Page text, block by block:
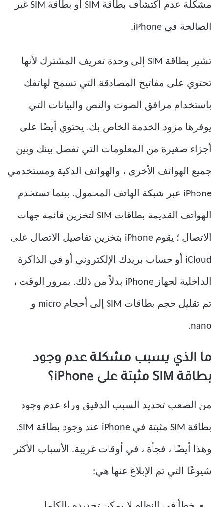
مشكلة عدم اكتشاف بطاقة SIM أو بطاقة SIM غير
الصالحة في iPhone.
تشير بطاقة SIM إلى وحدة تعريف المشترك لأنها
تحتوي على مفاتيح المصادقة التي تسمح لهاتفك
باستخدام مرافق الصوت والنص والبيانات التي
يوفرها مزود الخدمة الخاص بك. يحتوي أيضًا على
أجزاء صغيرة من المعلومات التي تفصل بينك وبين
جميع الهواتف الأخرى ، والهواتف الذكية ومستخدمي
iPhone عبر شبكة الهاتف المحمول. بينما تستخدم
الهواتف القديمة بطاقات SIM لتخزين قائمة جهات
الاتصال ؛ يقوم iPhone بتخزين تفاصيل الاتصال على
iCloud أو حساب بريدك الإلكتروني أو في الذاكرة
الداخلية لجهاز iPhone بدلاً من ذلك. بمرور الوقت ،
تم تقليل حجم بطاقات SIM إلى أحجام micro و
nano.
ما الذي يسبب مشكلة عدم وجود
بطاقة SIM مثبتة على iPhone؟
من الصعب تحديد السبب الدقيق وراء عدم وجود
بطاقة SIM مثبتة في iPhone عند وجود بطاقة SIM.
وهذا أيضًا ، فجأة ، في أوقات غريبة. الأسباب الأكثر
شيوعًا التي تم الإبلاغ عنها هي: